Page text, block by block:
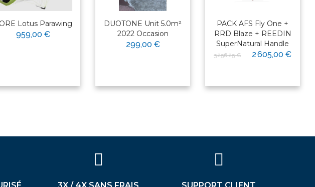
Lotus Parawing
959,00 €
DUOTONE Unit 5.0m²
2022 Occasion
299,00 €
PACK AFS Fly One +
RRD Blaze + REEDIN
SuperNatural Handle
3 256,25 € 2 605,00 €